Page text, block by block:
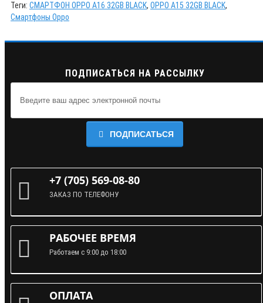
Теги: СМАРТФОН ОРРО A16 32GB BLACK, ОРРО A15 32GB BLACK,
Смартфоны Oppo
ПОДПИСАТЬСЯ НА РАССЫЛКУ
ПОДПИСАТЬСЯ
+7 (705) 569-08-80
ЗАКАЗ ПО ТЕЛЕФОНУ
РАБОЧЕЕ ВРЕМЯ
Работаем с 9:00 до 18:00
ОПЛАТА